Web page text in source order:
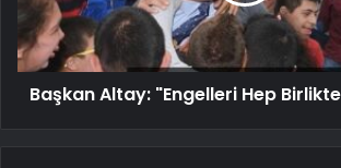
Başkan Altay: "Engelleri Hep